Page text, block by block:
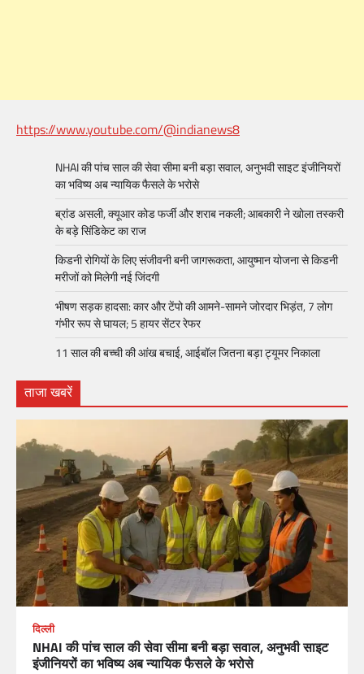
https://www.youtube.com/@indianews8
NHAI की पांच साल की सेवा सीमा बनी बड़ा सवाल, अनुभवी साइट इंजीनियरों
का भविष्य अब न्यायिक फैसले के भरोसे
ब्रांड असली, क्यूआर कोड फर्जी और शराब नकली; आबकारी ने खोला तस्करी
के बड़े सिंडिकेट का राज
किडनी रोगियों के लिए संजीवनी बनी जागरूकता, आयुष्मान योजना से किडनी
मरीजों को मिलेगी नई जिंदगी
भीषण सड़क हादसा: कार और टेंपो की आमने-सामने जोरदार भिड़ंत, 7 लोग
गंभीर रूप से घायल; 5 हायर सेंटर रेफर​
11 साल की बच्ची की आंख बचाई, आईबॉल जितना बड़ा ट्यूमर निकाला
ताजा खबरें
दिल्ली
NHAI की पांच साल की सेवा सीमा बनी बड़ा सवाल, अनुभवी साइट
इंजीनियरों का भविष्य अब न्यायिक फैसले के भरोसे